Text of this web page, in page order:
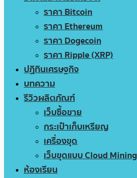
ราคา Bitcoin
ราคา Ethereum
ราคา Dogecoin
ราคา Ripple (XRP)
ปฏิทินเศรษฐกิจ
บทความ
รีวิวผลิตภัณฑ์
เว็บซื้อขาย
กระเป๋าเก็บเหรียญ
เครื่องขุด
เว็บขุดแบบ Cloud Mining
ห้องเรียน